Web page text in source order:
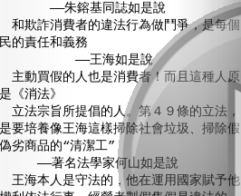
朱鎔基同誌如是說
欺詐消費者的違法行為做鬥爭，是每個
的責任和義務
王海如是說
動買假的人也是消費者！而且這種人原
《消法》
法宗旨所提倡的人。第４９條的立法，
要培養像王海這樣掃除社會垃圾、掃除假
劣商品的“清潔工”
著名法學家何山如是說
海本人是守法的，他在運用國家賦予他